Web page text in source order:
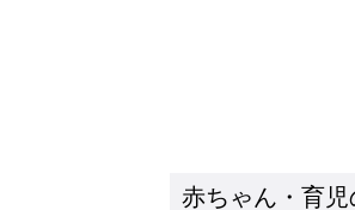
赤ちゃん・育